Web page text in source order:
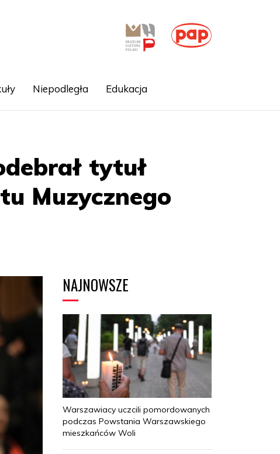
Niepodległa Edukacja
tytuł
Muzycznego
NAJNOWSZE
Warszawiacy uczcili pomordowanych
podczas Powstania Warszawskiego
mieszkańców Woli